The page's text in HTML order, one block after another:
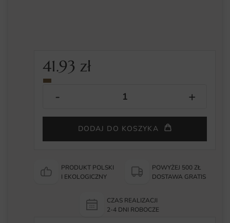
41.93zł
DODAJ DO KOSZYKA
PRODUKT POLSKI
I EKOLOGICZNY
POWYŻEJ 500 ZŁ
DOSTAWA GRATIS
CZAS REALIZACJI
2-4 DNI ROBOCZE